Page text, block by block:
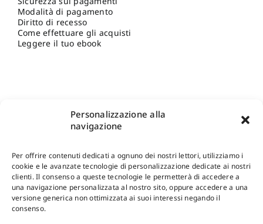
Personalizzazione alla
navigazione
Per offrire contenuti dedicati a ognuno dei nostri lettori, utilizziamo i
cookie e le avanzate tecnologie di personalizzazione dedicate ai nostri
clienti. Il consenso a queste tecnologie le permetterà di accedere a
una navigazione personalizzata al nostro sito, oppure accedere a una
versione generica non ottimizzata ai suoi interessi negando il
consenso.
Modalità di pagamento
Diritto di recesso
Come effettuare gli acquisti
Leggere il tuo ebook
Shop Gangemi Editore-Pagamenti Sicuri e anche Rateali